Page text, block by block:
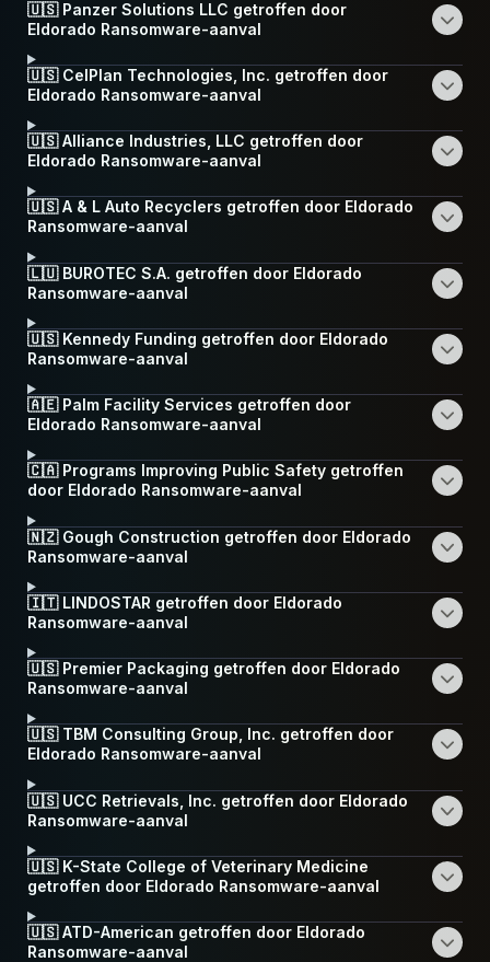
🇺🇸 Panzer Solutions LLC getroffen door
Eldorado Ransomware-aanval
🇺🇸 CelPlan Technologies, Inc. getroffen door
Eldorado Ransomware-aanval
🇺🇸 Alliance Industries, LLC getroffen door
Eldorado Ransomware-aanval
🇺🇸 A & L Auto Recyclers getroffen door Eldorado
Ransomware-aanval
🇱🇺 BUROTEC S.A. getroffen door Eldorado
Ransomware-aanval
🇺🇸 Kennedy Funding getroffen door Eldorado
Ransomware-aanval
🇦🇪 Palm Facility Services getroffen door
Eldorado Ransomware-aanval
🇨🇦 Programs Improving Public Safety getroffen
door Eldorado Ransomware-aanval
🇳🇿 Gough Construction getroffen door Eldorado
Ransomware-aanval
🇮🇹 LINDOSTAR getroffen door Eldorado
Ransomware-aanval
🇺🇸 Premier Packaging getroffen door Eldorado
Ransomware-aanval
🇺🇸 TBM Consulting Group, Inc. getroffen door
Eldorado Ransomware-aanval
🇺🇸 UCC Retrievals, Inc. getroffen door Eldorado
Ransomware-aanval
🇺🇸 K-State College of Veterinary Medicine
getroffen door Eldorado Ransomware-aanval
🇺🇸 ATD-American getroffen door Eldorado
Ransomware-aanval